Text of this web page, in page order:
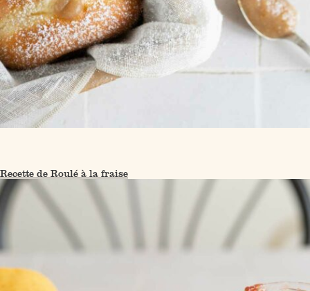
Recette de Roulé à la fraise